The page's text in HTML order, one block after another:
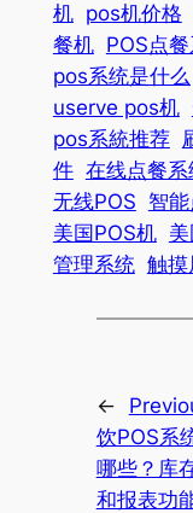
机 pos机价格
餐机 POS点
pos系统是什么
userve pos机
pos系統推荐
件 在线点餐系
无线POS 智
美国POS机
管理系统 触摸
←
饮POS系
哪些？库
和报表功